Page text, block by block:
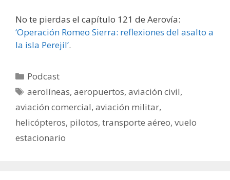
No te pierdas el capítulo 121 de Aerovía:
‘Operación Romeo Sierra: reflexiones del asalto a
la isla Perejil’.
Categorías
Podcast
Etiquetas
aerolíneas,aeropuertos,aviación civil,
aviación comercial, aviación militar,
helicópteros, pilotos, transporte aéreo, vuelo
estacionario